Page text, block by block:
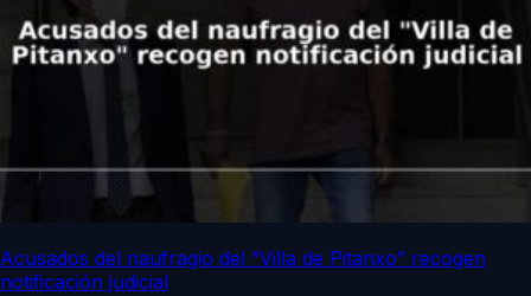
Acusados del naufragio del “Villa de Pitanxo” recogen
notificación judicial